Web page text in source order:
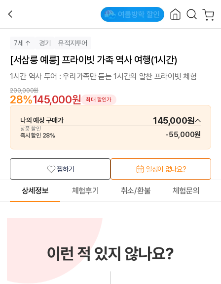
7세 ↑ 경기 유적지투어
[서삼릉 예릉] 프라이빗 가족 역사 여행(1시간)
1시간 역사 투어 : 우리가족만 듣는 1시간의 알찬 프라이빗 체험
200,000원
28%145,000원 최대 할인가
나의 예상 구매가 145,000원
상품 할인
즉시 할인 28% -55,000원
찜하기 일정이 없나요?
상세정보 체험후기 취소/환불 체험문의